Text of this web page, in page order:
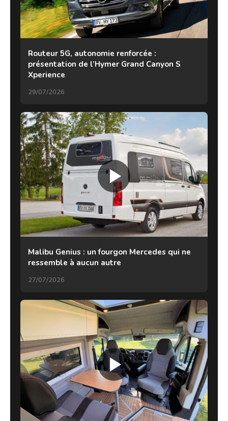
Routeur 5G, autonomie renforcée :
présentation de l’Hymer Grand Canyon S
Xperience
29/07/2026
Malibu Genius : un fourgon Mercedes qui ne
ressemble à aucun autre
27/07/2026